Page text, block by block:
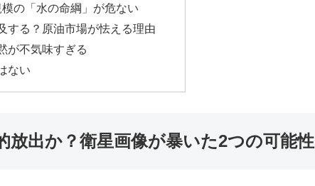
の「水の命綱」が危ない
する？原油市場が怯える理由
が不気味すぎる
ない
放出か？衛星画像が暴いた2つの可能性